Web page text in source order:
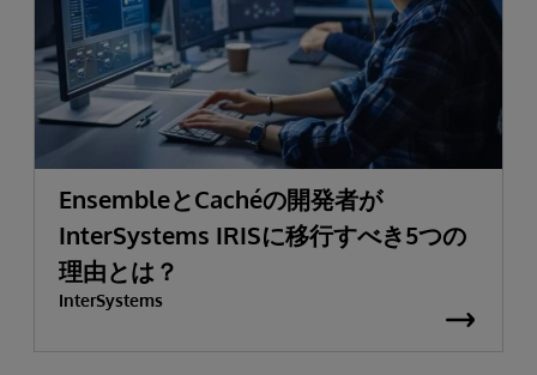
EnsembleとCachéの開発者が
InterSystems IRISに移行すべき5つの
理由とは？
InterSystems